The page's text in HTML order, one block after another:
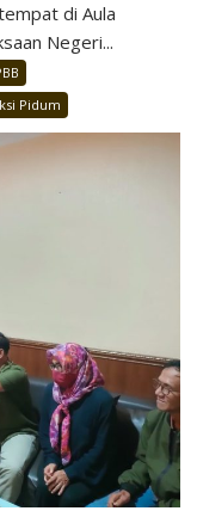
di Aula
Negeri...
Pidum